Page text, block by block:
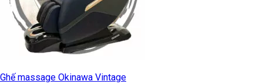
Ghế massage Okinawa Vintage